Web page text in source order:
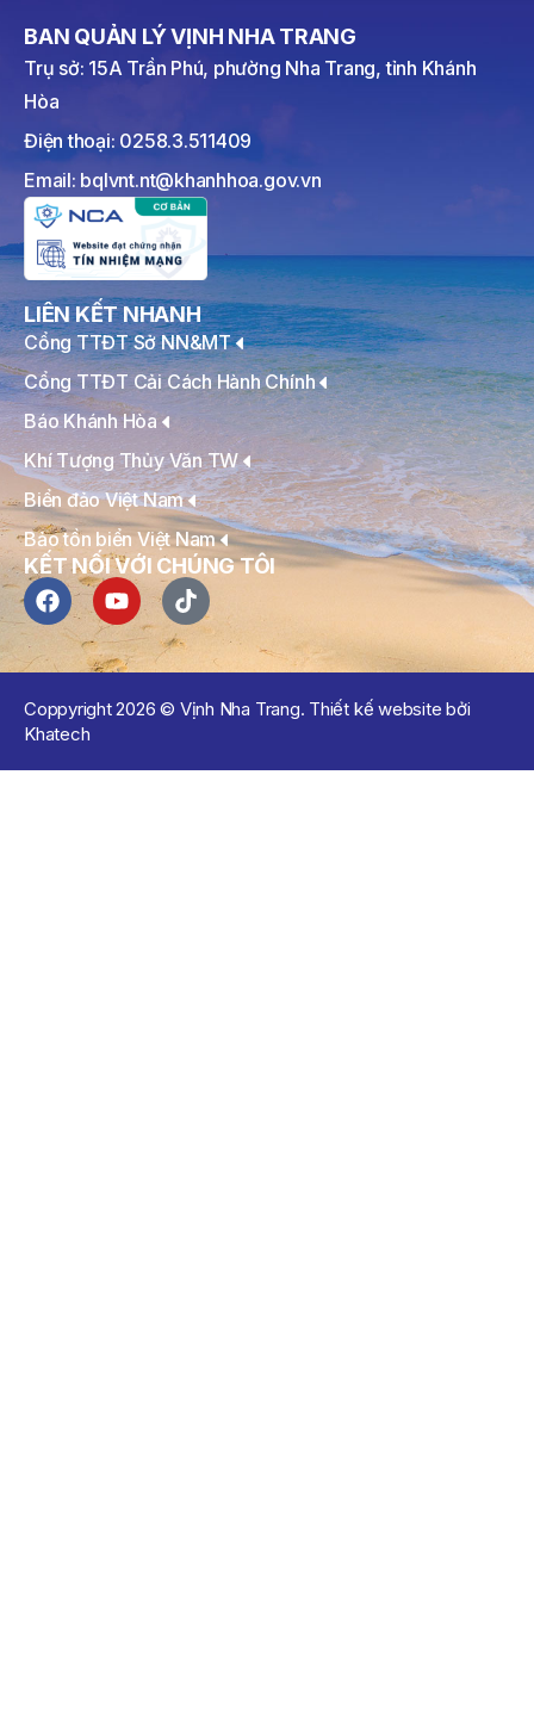
BAN QUẢN LÝ VỊNH NHA TRANG
Trụ sở: 15A Trần Phú, phường Nha Trang, tỉnh Khánh
Hòa
Điện thoại: 0258.3.511409
Email: bqlvnt.nt@khanhhoa.gov.vn
LIÊN KẾT NHANH
Cổng TTĐT Sở NN&MT
Cổng TTĐT Cải Cách Hành Chính
Báo Khánh Hòa
Khí Tượng Thủy Văn TW
Biển đảo Việt Nam
Bảo tồn biển Việt Nam
KẾT NỐI VỚI CHÚNG TÔI
Coppyright 2026 © Vịnh Nha Trang. Thiết kế website bởi
Khatech